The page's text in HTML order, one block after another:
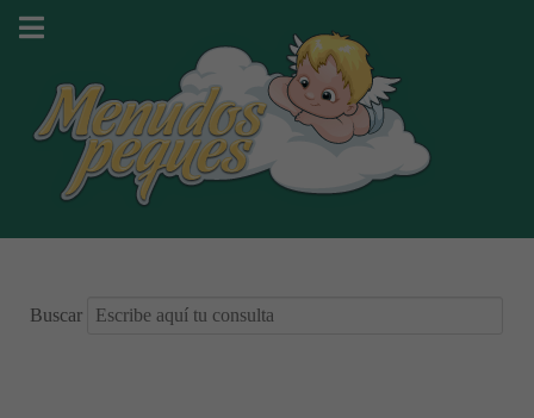
Buscar